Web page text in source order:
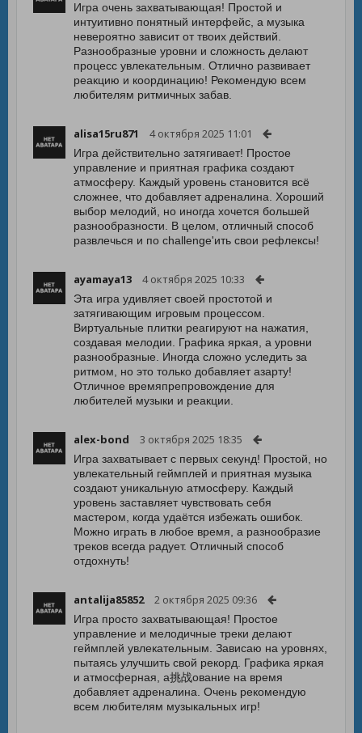
Игра очень захватывающая! Простой и
интуитивно понятный интерфейс, а музыка
невероятно зависит от твоих действий.
Разнообразные уровни и сложность делают
процесс увлекательным. Отлично развивает
реакцию и координацию! Рекомендую всем
любителям ритмичных забав.
alisa15ru871 4 октября 2025 11:01
Игра действительно затягивает! Простое
управление и приятная графика создают
атмосферу. Каждый уровень становится всё
сложнее, что добавляет адреналина. Хороший
выбор мелодий, но иногда хочется большей
разнообразности. В целом, отличный способ
развлечься и по challenge'ить свои рефлексы!
ayamaya13 4 октября 2025 10:33
Эта игра удивляет своей простотой и
затягивающим игровым процессом.
Виртуальные плитки реагируют на нажатия,
создавая мелодии. Графика яркая, а уровни
разнообразные. Иногда сложно уследить за
ритмом, но это только добавляет азарту!
Отличное времяпрепровождение для
любителей музыки и реакции.
alex-bond 3 октября 2025 18:35
Игра захватывает с первых секунд! Простой, но
увлекательный геймплей и приятная музыка
создают уникальную атмосферу. Каждый
уровень заставляет чувствовать себя
мастером, когда удаётся избежать ошибок.
Можно играть в любое время, а разнообразие
треков всегда радует. Отличный способ
отдохнуть!
antalija85852 2 октября 2025 09:36
Игра просто захватывающая! Простое
управление и мелодичные треки делают
геймплей увлекательным. Зависаю на уровнях,
пытаясь улучшить свой рекорд. Графика яркая
и атмосферная, а挑战ование на время
добавляет адреналина. Очень рекомендую
всем любителям музыкальных игр!